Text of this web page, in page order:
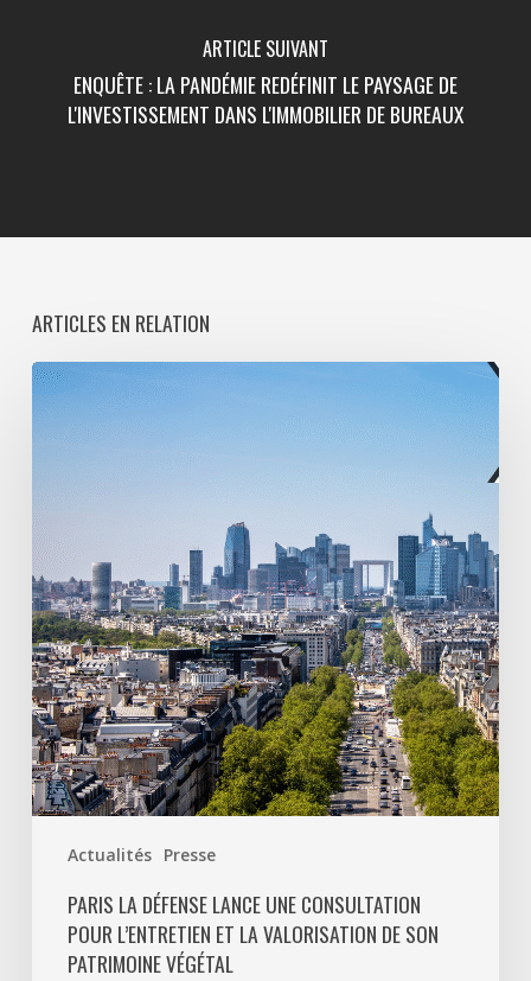
ARTICLE SUIVANT
ENQUÊTE : LA PANDÉMIE REDÉFINIT LE PAYSAGE DE
L'INVESTISSEMENT DANS L'IMMOBILIER DE BUREAUX
ARTICLES EN RELATION
Actualités Presse
Paris
La
Défense
consultation
pour
l’entretien
et
la
valorisation
de
son
patrimoine
végétal
PARIS LA DÉFENSE LANCE UNE CONSULTATION
POUR L’ENTRETIEN ET LA VALORISATION DE SON
PATRIMOINE VÉGÉTAL